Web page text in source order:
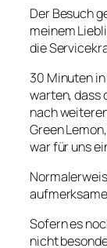
Der Besuch
meinem
die
30 Minuten
warten, dass
nach
Green
war für uns
Sofern es
nicht